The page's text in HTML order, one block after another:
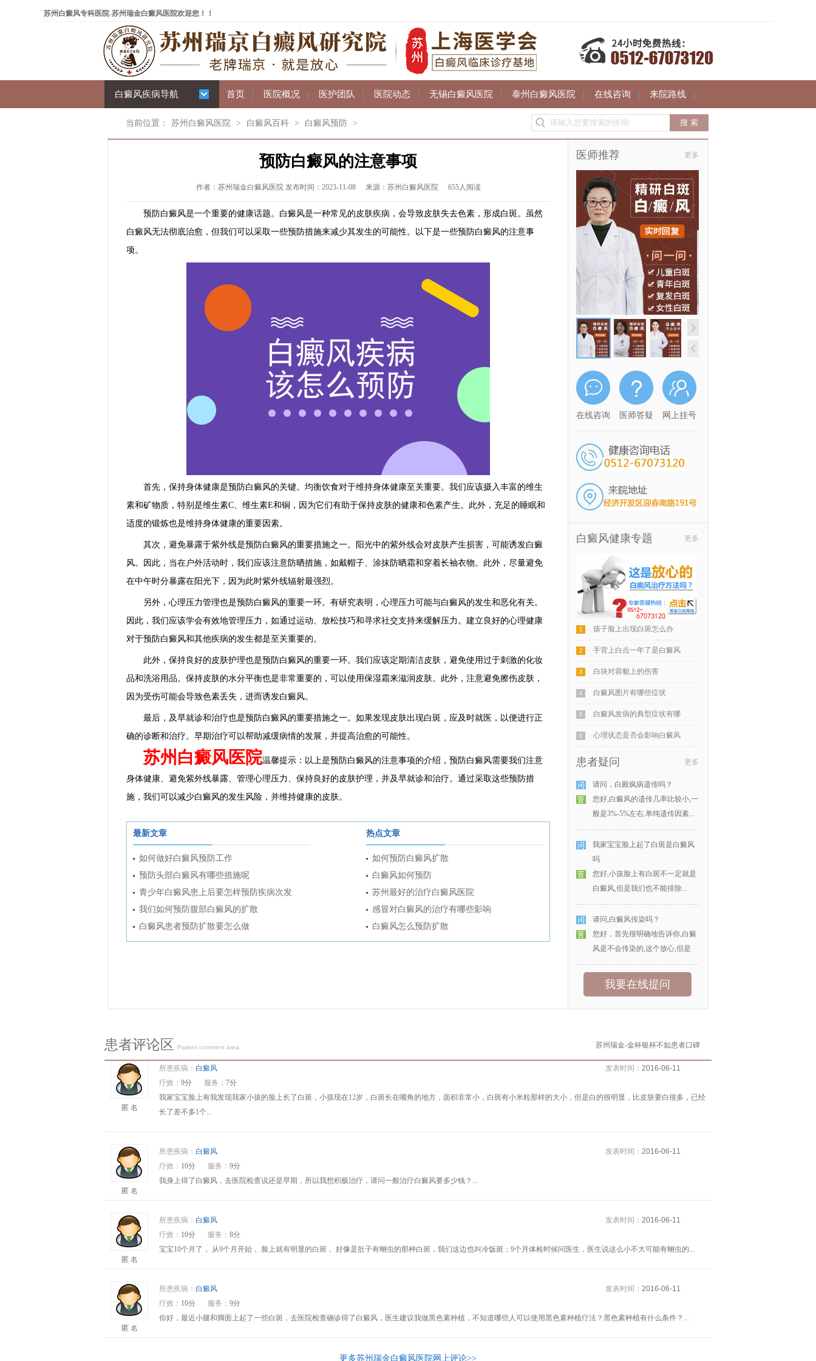
苏州白癜风专科医院-苏州瑞金白癜风医院欢迎您！！
白癜风疾病导航 首页 | 医院概况 | 医护团队 | 医院动态 | 无锡白癜风医院 | 泰州白癜风医院 | 在线咨询 | 来院路线 |
当前位置： 苏州白癜风医院 > 白癜风百科 > 白癜风预防 >
预防白癜风的注意事项
作者：苏州瑞金白癜风医院 发布时间：2023-11-08 来源：苏州白癜风医院 655人阅读
预防白癜风是一个重要的健康话题。白癜风是一种常见的皮肤疾病，会导致皮肤失去色素，形成白斑。虽然
白癜风无法彻底治愈，但我们可以采取一些预防措施来减少其发生的可能性。以下是一些预防白癜风的注意事
项。
首先，保持身体健康是预防白癜风的关键。均衡饮食对于维持身体健康至关重要。我们应该摄入丰富的维生
素和矿物质，特别是维生素C、维生素E和铜，因为它们有助于保持皮肤的健康和色素产生。此外，充足的睡眠和
适度的锻炼也是维持身体健康的重要因素。
其次，避免暴露于紫外线是预防白癜风的重要措施之一。阳光中的紫外线会对皮肤产生损害，可能诱发白癜
风。因此，当在户外活动时，我们应该注意防晒措施，如戴帽子、涂抹防晒霜和穿着长袖衣物。此外，尽量避免
在中午时分暴露在阳光下，因为此时紫外线辐射最强烈。
另外，心理压力管理也是预防白癜风的重要一环。有研究表明，心理压力可能与白癜风的发生和恶化有关。
因此，我们应该学会有效地管理压力，如通过运动、放松技巧和寻求社交支持来缓解压力。建立良好的心理健康
对于预防白癜风和其他疾病的发生都是至关重要的。
此外，保持良好的皮肤护理也是预防白癜风的重要一环。我们应该定期清洁皮肤，避免使用过于刺激的化妆
品和洗浴用品。保持皮肤的水分平衡也是非常重要的，可以使用保湿霜来滋润皮肤。此外，注意避免擦伤皮肤，
因为受伤可能会导致色素丢失，进而诱发白癜风。
最后，及早就诊和治疗也是预防白癜风的重要措施之一。如果发现皮肤出现白斑，应及时就医，以便进行正
确的诊断和治疗。早期治疗可以帮助减缓病情的发展，并提高治愈的可能性。
苏州白癜风医院温馨提示：以上是预防白癜风的注意事项的介绍，预防白癜风需要我们注意
身体健康、避免紫外线暴露、管理心理压力、保持良好的皮肤护理，并及早就诊和治疗。通过采取这些预防措
施，我们可以减少白癜风的发生风险，并维持健康的皮肤。
最新文章
如何做好白癜风预防工作
预防头部白癜风有哪些措施呢
青少年白癜风患上后要怎样预防疾病次发
我们如何预防腹部白癜风的扩散
白癜风患者预防扩散要怎么做
热点文章
如何预防白癜风扩散
白癜风如何预防
苏州最好的治疗白癜风医院
感冒对白癜风的治疗有哪些影响
白癜风怎么预防扩散
医师推荐 更多
在线咨询 医师答疑 网上挂号
白癜风健康专题 更多
1 孩子脸上出现白斑怎么办
2 手背上白点一年了是白癜风
3 白块对容貌上的伤害
4 白癜风图片有哪些症状
5 白癜风发病的典型症状有哪
6 心理状态是否会影响白癜风
患者疑问 更多
请问，白殿疯病遗传吗？
您好,白癜风的遗传几率比较小,一
般是3%-5%左右,单纯遗传因素...
我家宝宝脸上起了白斑是白癜风
吗
您好,小孩脸上有白斑不一定就是
白癜风,但是我们也不能排除...
请问,白癜风传染吗？
您好，首先很明确地告诉你,白癜
风是不会传染的,这个放心,但是
我要在线提问
患者评论区 Patient comment area 苏州瑞金-金杯银杯不如患者口碑
匿 名
所患疾病： 白癜风 发表时间： 2016-06-11
疗效： 9分 服务： 7分
我家宝宝脸上有我发现我家小孩的脸上长了白斑，小孩现在12岁，白斑长在嘴角的地方，面积非常小，白斑有小米粒那样的大小，但是白的很明显，比皮肤要白很多，已经
长了差不多1个...
匿 名
所患疾病： 白癜风 发表时间： 2016-06-11
疗效： 10分 服务： 9分
我身上得了白癜风，去医院检查说还是早期，所以我想积极治疗，请问一般治疗白癜风要多少钱？...
匿 名
所患疾病： 白癜风 发表时间： 2016-06-11
疗效： 10分 服务： 8分
宝宝10个月了， 从9个月开始， 脸上就有明显的白斑， 好像是肚子有蛔虫的那种白斑，我们这边也叫冷饭斑；9个月体检时候问医生，医生说这么小不大可能有蛔虫的...
匿 名
所患疾病： 白癜风 发表时间： 2016-06-11
疗效： 10分 服务： 9分
你好，最近小腿和脚面上起了一些白斑，去医院检查确诊得了白癜风，医生建议我做黑色素种植，不知道哪些人可以使用黑色素种植疗法？黑色素种植有什么条件？...
更多苏州瑞金白癜风医院网上评论>>